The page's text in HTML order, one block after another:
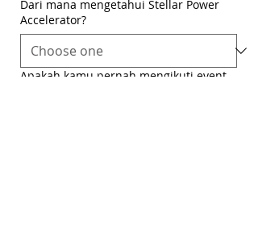
Dari mana mengetahui Stellar Power
Accelerator?
Apakah kamu pernah mengikuti event